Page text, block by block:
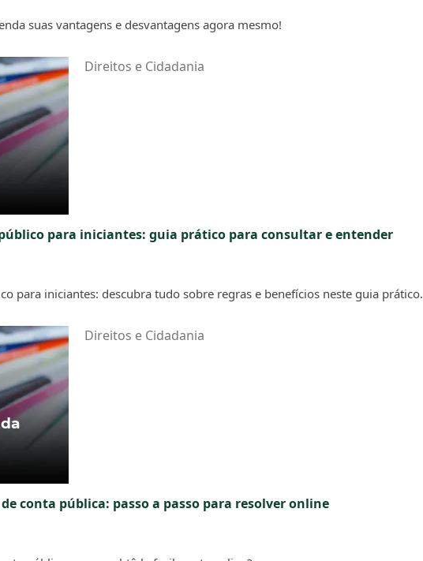
suas vantagens e desvantagens agora mesmo!
Direitos e Cidadania
para iniciantes: guia prático para consultar e entender
para iniciantes: descubra tudo sobre regras e benefícios neste guia prático.
Direitos e Cidadania
conta pública: passo a passo para resolver online